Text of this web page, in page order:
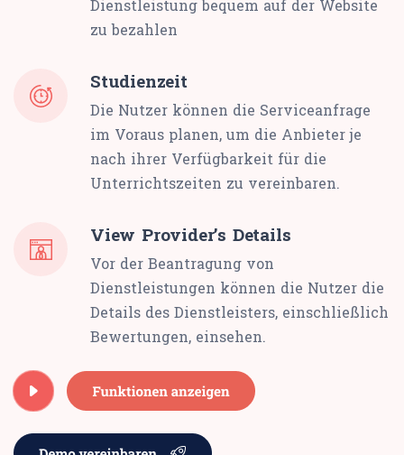
Dienstleistung bequem auf der Website
zu bezahlen
Studienzeit
Die Nutzer können die Serviceanfrage
im Voraus planen, um die Anbieter je
nach ihrer Verfügbarkeit für die
Unterrichtszeiten zu vereinbaren.
View Provider’s Details
Vor der Beantragung von
Dienstleistungen können die Nutzer die
Details des Dienstleisters, einschließlich
Bewertungen, einsehen.